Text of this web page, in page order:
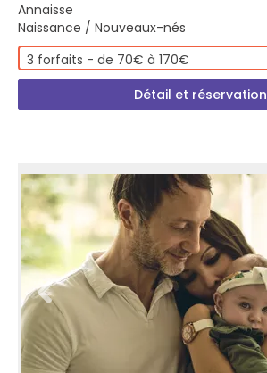
Annaisse
Naissance / Nouveaux-nés
3 forfaits - de 70€ à 170€
Détail et réservation